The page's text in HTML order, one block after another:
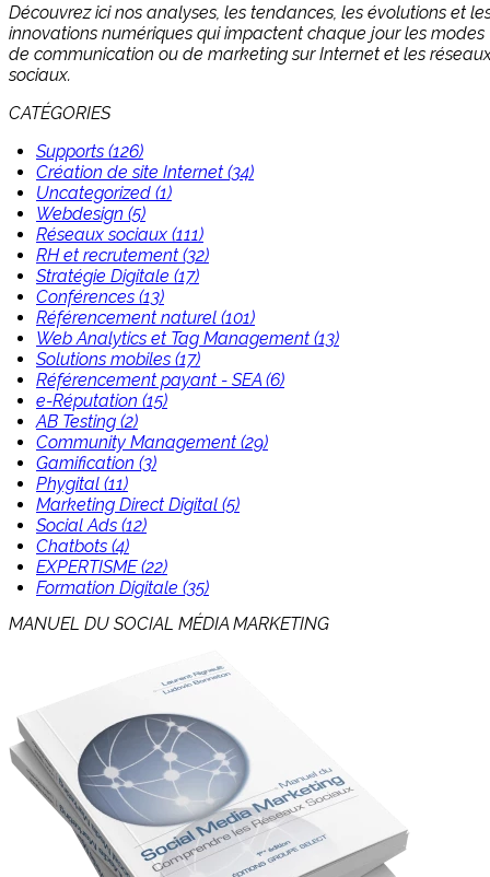
Découvrez ici nos analyses, les tendances, les évolutions et
innovations numériques qui impactent chaque jour les modes
de communication ou de marketing sur Internet et les
sociaux.
CATÉGORIES
Supports (126)
Création de site Internet (34)
Uncategorized (1)
Webdesign (5)
Réseaux sociaux (111)
RH et recrutement (32)
Stratégie Digitale (17)
Conférences (13)
Référencement naturel (101)
Web Analytics et Tag Management (13)
Solutions mobiles (17)
Référencement payant - SEA (6)
e-Réputation (15)
AB Testing (2)
Community Management (29)
Gamification (3)
Phygital (11)
Marketing Direct Digital (5)
Social Ads (12)
Chatbots (4)
EXPERTISME (22)
Formation Digitale (35)
MANUEL DU SOCIAL MÉDIA MARKETING